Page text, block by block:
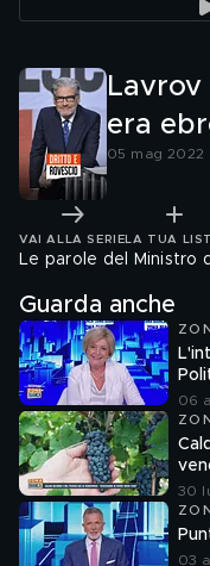
era
05 mag 2022
VAI ALLA SERIE LA TUA
Le parole del Ministro
Guarda anche
06
30
03